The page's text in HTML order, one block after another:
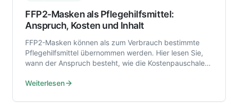
FFP2-Masken als Pflegehilfsmittel:
Anspruch, Kosten und Inhalt
FFP2-Masken können als zum Verbrauch bestimmte
Pflegehilfsmittel übernommen werden. Hier lesen Sie,
wann der Anspruch besteht, wie die Kostenpauschale
Weiterlesen